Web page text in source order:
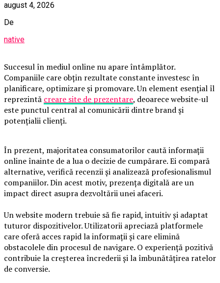
august 4, 2026
De
native
Succesul în mediul online nu apare întâmplător.
Companiile care obțin rezultate constante investesc în
planificare, optimizare și promovare. Un element esențial îl
reprezintă creare site de prezentare, deoarece website-ul
este punctul central al comunicării dintre brand și
potențialii clienți.
În prezent, majoritatea consumatorilor caută informații
online înainte de a lua o decizie de cumpărare. Ei compară
alternative, verifică recenzii și analizează profesionalismul
companiilor. Din acest motiv, prezența digitală are un
impact direct asupra dezvoltării unei afaceri.
Un website modern trebuie să fie rapid, intuitiv și adaptat
tuturor dispozitivelor. Utilizatorii apreciază platformele
care oferă acces rapid la informații și care elimină
obstacolele din procesul de navigare. O experiență pozitivă
contribuie la creșterea încrederii și la îmbunătățirea ratelor
de conversie.